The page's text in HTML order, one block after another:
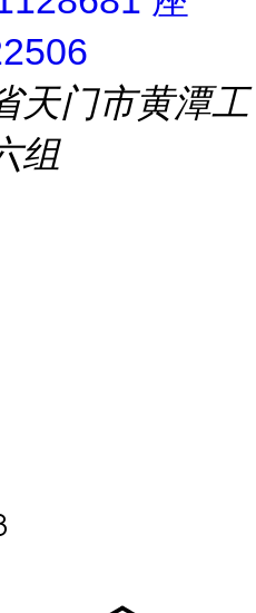
天门市黄潭工
组